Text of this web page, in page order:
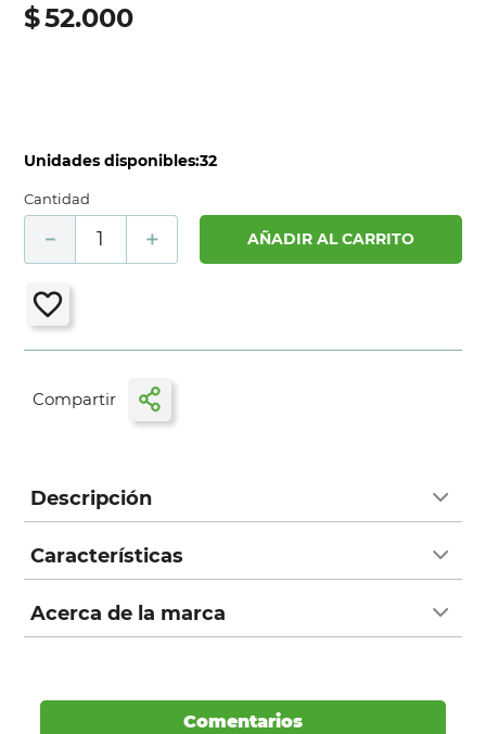
$52.000
Unidades disponibles:32
Cantidad
＋
－ AÑADIR AL CARRITO
Descripción
Características
Acerca de la marca
Comentarios